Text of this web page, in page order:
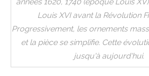
Louis XVI avant la Révolution
Progressivement, les ornements
et la pièce se simplifie. Cette
jusqu'à aujourd'hui.